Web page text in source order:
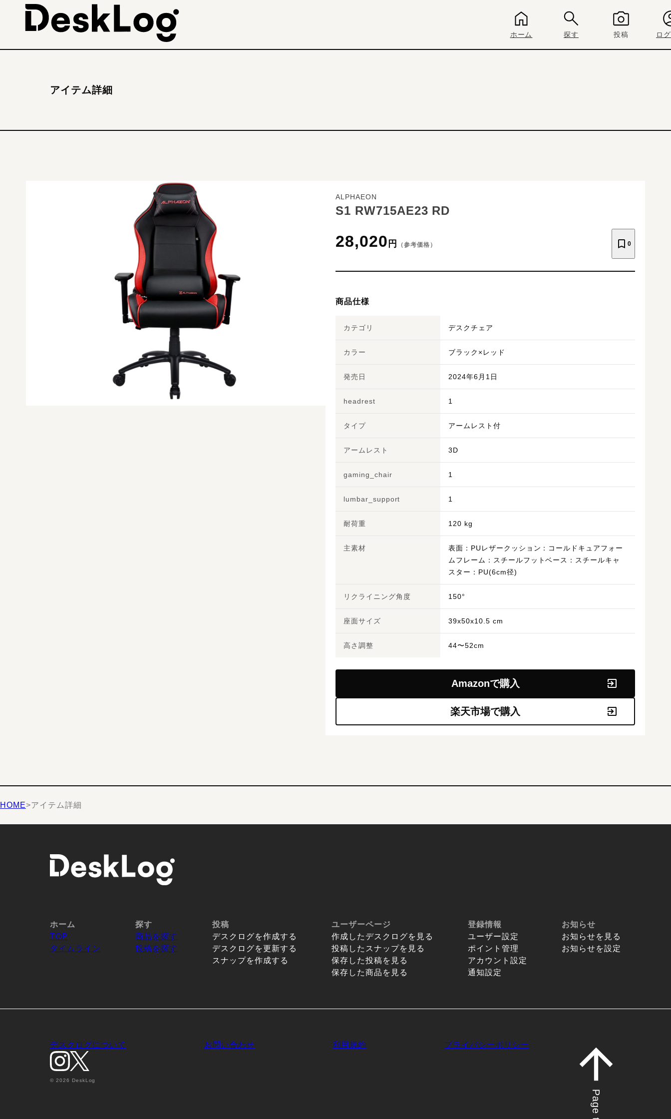
ホーム 探す 投稿 ロ
アイテム詳細
ALPHAEON
S1 RW715AE23 RD
28,020 円 （参考価格） 0
商品仕様
カテゴリ デスクチェア
カラー ブラック×レッド
発売日 2024年6月1日
headrest 1
タイプ アームレスト付
アームレスト 3D
gaming_chair 1
lumbar_support 1
耐荷重 120 kg
主素材
表面：PUレザークッション：コールドキュアフォー
ムフレーム：スチールフットベース：スチールキャ
スター：PU(6cm径)
リクライニング角度 150°
座面サイズ 39x50x10.5 cm
高さ調整 44〜52cm
Amazonで購入
楽天市場で購入
HOME>アイテム詳細
ホーム
TOP
タイムライン
探す
商品を探す
投稿を探す
投稿
デスクログを作成する
デスクログを更新する
スナップを作成する
ユーザーページ
作成したデスクログを見る
投稿したスナップを見る
保存した投稿を見る
保存した商品を見る
登録情報
ユーザー設定
ポイント管理
アカウント設定
通知設定
お知らせ
お知らせを見る
お知らせを設定
デスクログについて お問い合わせ 利用規約 プライバシーポリシー
© 2026 DeskLog